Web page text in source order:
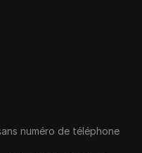
numéro de téléphone